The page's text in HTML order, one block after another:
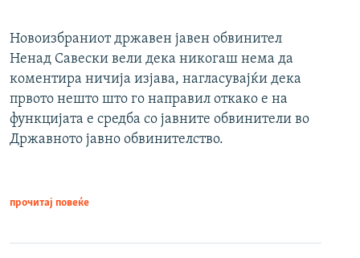
Новоизбраниот државен јавен обвинител
Ненад Савески вели дека никогаш нема да
коментира ничија изјава, нагласувајќи дека
првото нешто што го направил откако е на
функцијата е средба со јавните обвинители во
Државното јавно обвинителство.
прочитај повеќе